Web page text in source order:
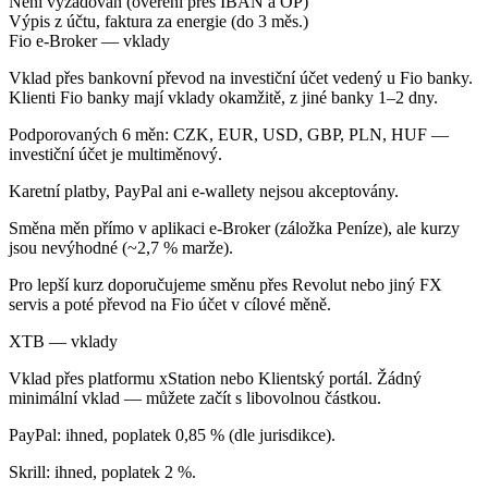
Výpis z účtu, faktura za energie (do 3 měs.)
Fio e-Broker — vklady
Vklad přes bankovní převod na investiční účet vedený u Fio banky.
Klienti Fio banky mají vklady okamžitě, z jiné banky 1–2 dny.
Podporovaných 6 měn: CZK, EUR, USD, GBP, PLN, HUF —
investiční účet je multiměnový.
Karetní platby, PayPal ani e-wallety nejsou akceptovány.
Směna měn přímo v aplikaci e-Broker (záložka Peníze), ale kurzy
jsou nevýhodné (~2,7 % marže).
Pro lepší kurz doporučujeme směnu přes Revolut nebo jiný FX
servis a poté převod na Fio účet v cílové měně.
XTB — vklady
Vklad přes platformu xStation nebo Klientský portál. Žádný
minimální vklad — můžete začít s libovolnou částkou.
PayPal: ihned, poplatek 0,85 % (dle jurisdikce).
Skrill: ihned, poplatek 2 %.